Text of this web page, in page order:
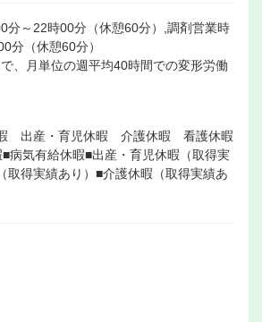
分～22時00分（休憩60分）,調剤営業時
分（休憩60分）
、月単位の週平均40時間での変形労働
出産・育児休暇 介護休暇 看護休暇
病気有給休暇■出産・育児休暇（取得実
取得実績あり）■介護休暇（取得実績あ